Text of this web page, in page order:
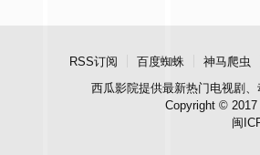
RSS订阅 百度蜘蛛 神马爬虫
西瓜影院提供最新热门电视剧
Copyright ©
闽